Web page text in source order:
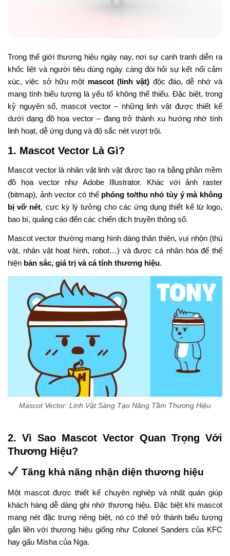
Trong thế giới thương hiệu ngày nay, nơi sự cạnh tranh diễn ra
khốc liệt và người tiêu dùng ngày càng đòi hỏi sự kết nối cảm
xúc, việc sở hữu một mascot (linh vật) độc đáo, dễ nhớ và
mang tính biểu tượng là yếu tố không thể thiếu. Đặc biệt, trong
kỷ nguyên số, mascot vector – những linh vật được thiết kế
dưới dạng đồ họa vector – đang trở thành xu hướng nhờ tính
linh hoạt, dễ ứng dụng và độ sắc nét vượt trội.
1. Mascot Vector Là Gì?
Mascot vector là nhân vật linh vật được tạo ra bằng phần mềm
đồ họa vector như Adobe Illustrator. Khác với ảnh raster
(bitmap), ảnh vector có thể phóng to/thu nhỏ tùy ý mà không
bị vỡ nét, cực kỳ lý tưởng cho các ứng dụng thiết kế từ logo,
bao bì, quảng cáo đến các chiến dịch truyền thông số.
Mascot vector thường mang hình dáng thân thiện, vui nhộn (thú
vật, nhân vật hoạt hình, robot…) và được cá nhân hóa để thể
hiện bản sắc, giá trị và cá tính thương hiệu.
Mascot Vector: Linh Vật Sáng Tạo Nâng Tầm Thương Hiệu
2. Vì Sao Mascot Vector Quan Trọng Với
Thương Hiệu?
Tăng khả năng nhận diện thương hiệu
Một mascot được thiết kế chuyên nghiệp và nhất quán giúp
khách hàng dễ dàng ghi nhớ thương hiệu. Đặc biệt khi mascot
mang nét đặc trưng riêng biệt, nó có thể trở thành biểu tượng
gắn liền với thương hiệu giống như Colonel Sanders của KFC
hay gấu Misha của Nga.